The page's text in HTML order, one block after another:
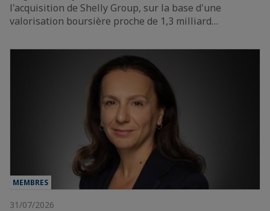
l'acquisition de Shelly Group, sur la base d'une
valorisation boursière proche de 1,3 milliard…
MEMBRES
31/07/2026